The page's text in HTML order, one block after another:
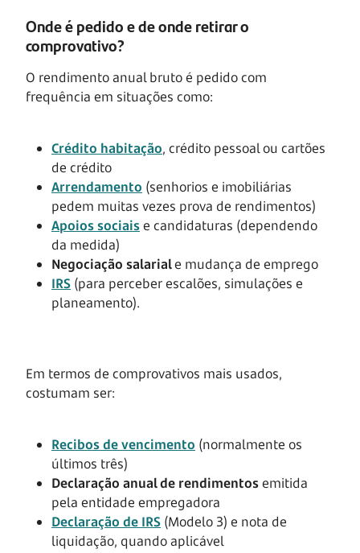
Onde é pedido e de onde retirar o
comprovativo?
O rendimento anual bruto é pedido com
frequência em situações como:
Crédito habitação, crédito pessoal ou cartões
de crédito
Arrendamento (senhorios e imobiliárias
pedem muitas vezes prova de rendimentos)
Apoios sociaise candidaturas (dependendo
da medida)
Negociação salariale mudança de emprego
IRS (para perceber escalões, simulações e
planeamento).
Em termos de comprovativos mais usados,
costumam ser:
Recibos de vencimento (normalmente os
últimos três)
Declaração anual de rendimentosemitida
pela entidade empregadora
Declaração de IRS (Modelo 3) e nota de
liquidação, quando aplicável